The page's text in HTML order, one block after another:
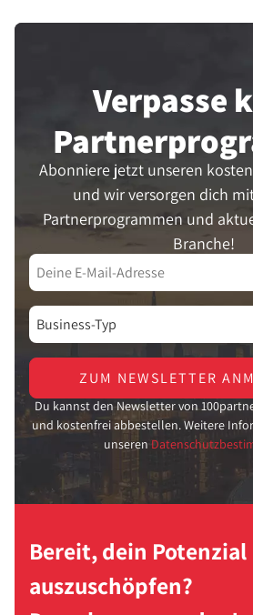
Verpasse
Abonniere jetzt unseren
und wir versorgen dich
Partnerprogrammen und
Branche!
ZUM NEWSLETTER
Du kannst den Newsletter von
und kostenfrei abbestellen. Weitere
unseren
Bereit, dein Potenzial
auszuschöpfen?